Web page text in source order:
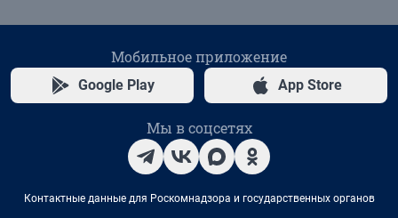
Мобильное приложение
Google Play App Store
Мы в соцсетях
Контактные данные для Роскомнадзора и государственных органов